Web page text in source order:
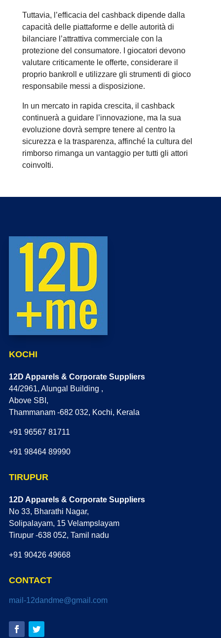
Tuttavia, l’efficacia del cashback dipende dalla
capacità delle piattaforme e delle autorità di
bilanciare l’attrattiva commerciale con la
protezione del consumatore. I giocatori devono
valutare criticamente le offerte, considerare il
proprio bankroll e utilizzare gli strumenti di gioco
responsabile messi a disposizione.
In un mercato in rapida crescita, il cashback
continuerà a guidare l’innovazione, ma la sua
evoluzione dovrà sempre tenere al centro la
sicurezza e la trasparenza, affinché la cultura del
rimborso rimanga un vantaggio per tutti gli attori
coinvolti.
KOCHI
12D Apparels & Corporate Suppliers
44/2961, Alungal Building ,
Above SBI,
Thammanam -682 032, Kochi, Kerala
+91 96567 81711
+91 98464 89990
TIRUPUR
12D Apparels & Corporate Suppliers
No 33, Bharathi Nagar,
Solipalayam, 15 Velampslayam
Tirupur -638 052, Tamil nadu
+91 90426 49668
CONTACT
mail-12dandme@gmail.com